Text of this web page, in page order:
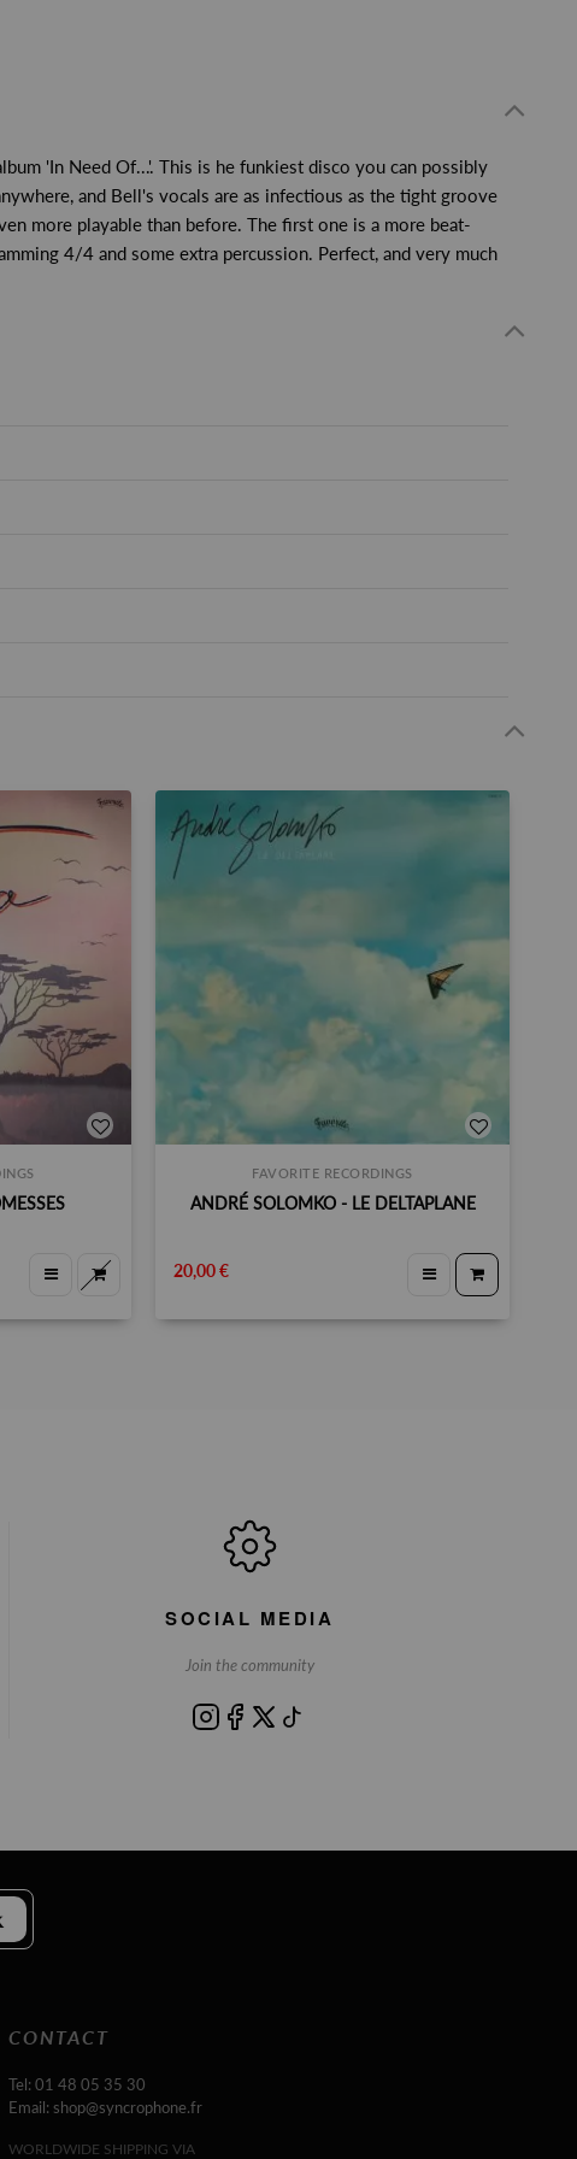
'In Need Of...'. This is he funkiest disco you can possibly
and Bell's vocals are as infectious as the tight groove
more playable than before. The first one is a more beat-
4/4 and some extra percussion. Perfect, and very much
FAVORITE RECORDINGS
ANDRÉ SOLOMKO - LE DELTAPLANE
20,00 €
SOCIAL MEDIA
Join the community
CONTACT
Tel: 01 48 05 35 30
Email: shop@syncrophone.fr
WORLDWIDE SHIPPING VIA